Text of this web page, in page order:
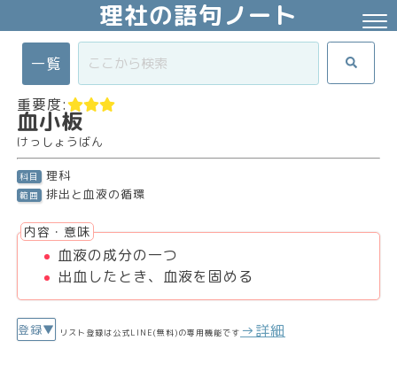
理社の語句ノート
一覧
重要度:
血小板
けっしょうばん
科目 理科
範囲 排出と血液の循環
内容・意味
血液の成分の一つ
出血したとき、血液を固める
登録▼ リスト登録は公式LINE(無料)の専用機能です →詳細